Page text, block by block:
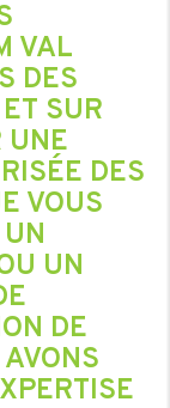
VAL
DES
SUR
UNE
DES
VOUS
UN
DE